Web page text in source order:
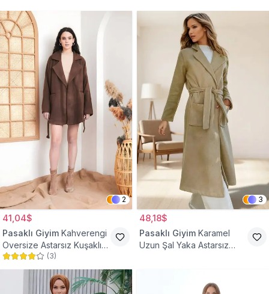
2
41,04$
Pasaklı Giyim Kahverengi
Oversize Astarsız Kuşaklı
Tesettür Kaban
(3)
3
48,18$
Pasaklı Giyim Karamel
Uzun Şal Yaka Astarsız